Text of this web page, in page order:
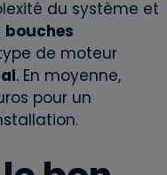
du système et
bouches
de moteur
. En moyenne,
pour un